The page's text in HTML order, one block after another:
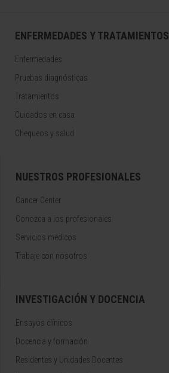
ENFERMEDADES Y TRATAMIENTOS
Enfermedades
Pruebas diagnósticas
Tratamientos
Cuidados en casa
Chequeos y salud
NUESTROS PROFESIONALES
Cancer Center
Conozca a los profesionales
Servicios médicos
Trabaje con nosotros
INVESTIGACIÓN Y DOCENCIA
Ensayos clínicos
Docencia y formación
Residentes y Unidades Docentes